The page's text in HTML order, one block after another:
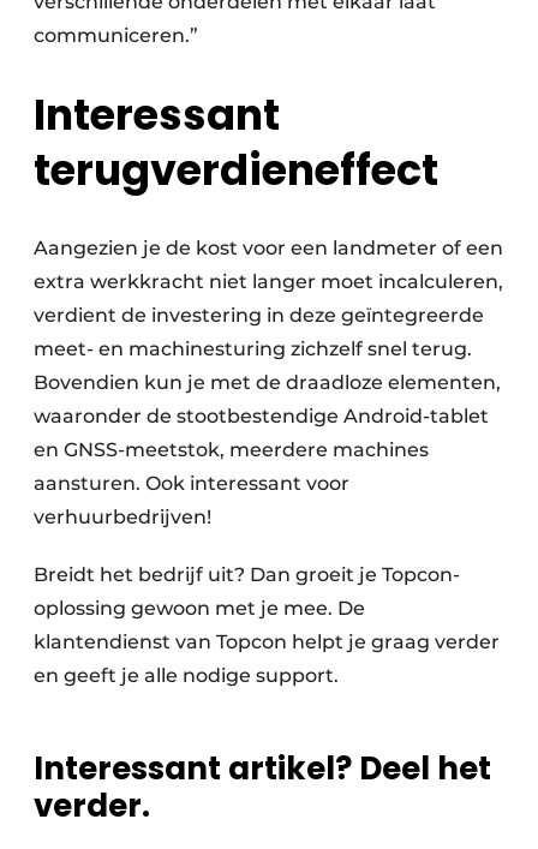
communiceren.”
Interessant
terugverdieneffect
Aangezien je de kost voor een landmeter of een
extra werkkracht niet langer moet incalculeren,
verdient de investering in deze geïntegreerde
meet- en machinesturing zichzelf snel terug.
Bovendien kun je met de draadloze elementen,
waaronder de stootbestendige Android-tablet
en GNSS-meetstok, meerdere machines
aansturen. Ook interessant voor
verhuurbedrijven!
Breidt het bedrijf uit? Dan groeit je Topcon-
oplossing gewoon met je mee. De
klantendienst van Topcon helpt je graag verder
en geeft je alle nodige support.
Interessant artikel? Deel het
verder.